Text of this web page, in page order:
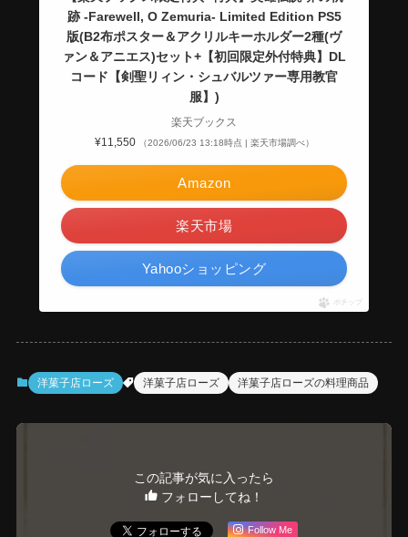
跡 -Farewell, O Zemuria- Limited Edition PS5
版(B2布ポスター＆アクリルキーホルダー2種(ヴ
ァン＆アニエス)セット+【初回限定外付特典】DL
コード【剣聖リィン・シュバルツァー専用教官
服】)
楽天ブックス
¥11,550
（2026/06/23 13:18時点 | 楽天市場調べ）
Amazon
楽天市場
Yahooショッピング
ポチップ
洋菓子店ローズ 洋菓子店ローズ 洋菓子店ローズの料理商品
この記事が気に入ったら
フォローしてね！
Follow Me